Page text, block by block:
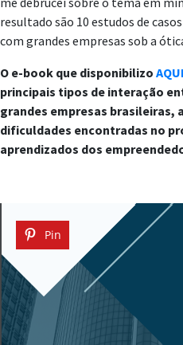
resultado são 10 estudos de
com grandes empresas sob a
O e-book que disponibilizo AQUI
principais tipos de interação
grandes empresas brasileiras,
dificuldades encontradas no
aprendizados dos
Pin